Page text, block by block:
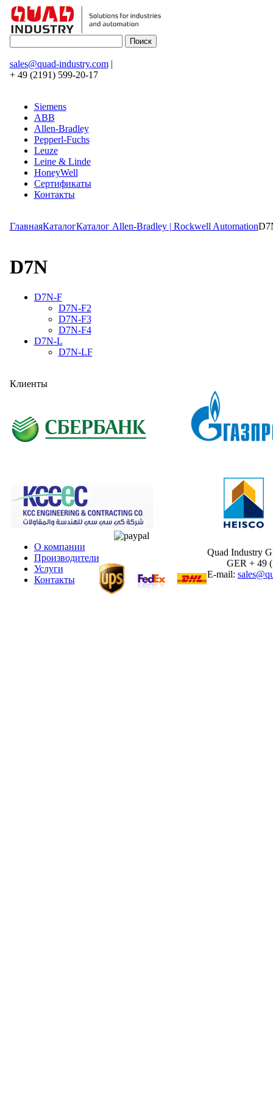
sales@quad-industry.com|
+ 49 (2191) 599-20-17
Siemens
ABB
Allen-Bradley
Pepperl-Fuchs
Leuze
Leine & Linde
HoneyWell
Сертификаты
Контакты
ГлавнаяКаталогКаталог Allen-Bradley | Rockwell Automation
D7N
D7N-F
D7N-F2
D7N-F3
D7N-F4
D7N-L
D7N-LF
Клиенты
О компании
Производители
Услуги
Контакты
Quad Industry
GER + 49
E-mail: